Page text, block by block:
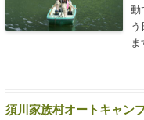
動
う
須川家族村オートキャン